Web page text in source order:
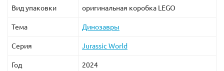
Вид упаковки оригинальная коробка LEGO
Тема Динозавры
Серия Jurassic World
Год 2024